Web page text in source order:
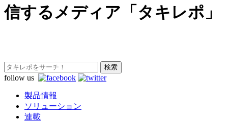
信するメディア「タキレポ」
follow us
製品情報
ソリューション
連載